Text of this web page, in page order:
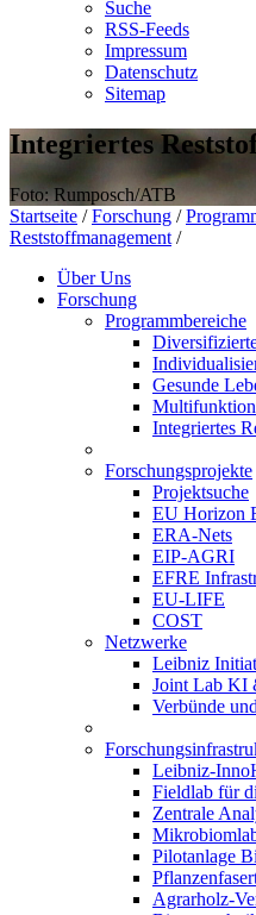
Suche
RSS-Feeds
Impressum
Datenschutz
Sitemap
Integriertes
Foto: Rumposch/ATB
Startseite / Forschung /
Reststoffmanagement /
Über Uns
Forschung
Programmbereiche
Gesunde
Integriertes
Forschungsprojekte
Projektsuche
EU Horizon
ERA-Nets
EIP-AGRI
EFRE
EU-LIFE
COST
Netzwerke
Leibniz
Joint Lab KI
Verbünde
Leibniz-
Fieldlab für
Zentrale
Pilotanlage
Agrarholz-